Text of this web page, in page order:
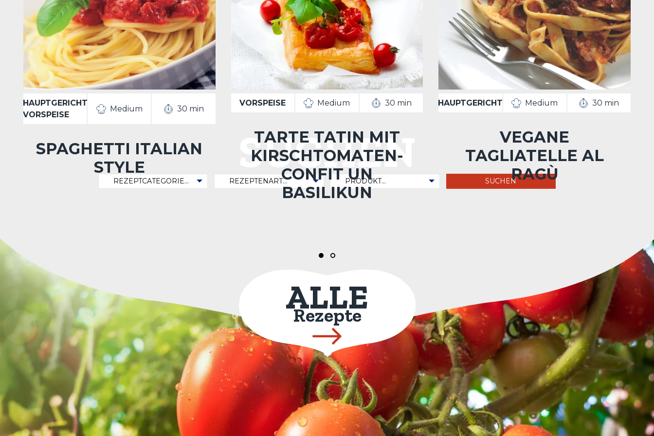
HAUPTGERICHT
VORSPEISE
Medium 30 min
SPAGHETTI ITALIAN
STYLE
VORSPEISE Medium 30 min
TARTE TATIN MIT
KIRSCHTOMATEN-
CONFIT UN
BASILIKUN
HAUPTGERICHT Medium 30 min
VEGANE
TAGLIATELLE AL
RAGÙ
SUCHEN
Rezeptcategorie Rezeptenart Produkt
ALLE
Rezepte